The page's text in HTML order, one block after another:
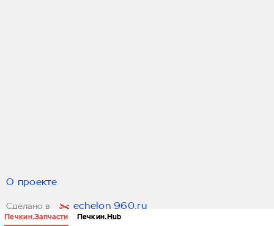
Печкин.Запчасти Печкин.Hub
О проекте
Сделано в echelon 960.ru